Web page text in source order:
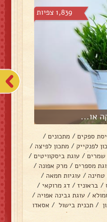
1,839 צפיות
או...
ספקים / מתכונים /
לפנקייק / מתכון לפיצה /
שמרים / עוגת ביסקוויטים/
מספרים / מרק אפונה /
טחינה / עוגיות חמאה /
/ בראוניז / דג מרוקאי /
/ עוגת גבינה אפויה /
/ תכנית בישול / אסאדו